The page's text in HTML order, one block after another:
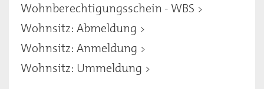
Wohnberechtigungsschein - WBS
Wohnsitz: Abmeldung
Wohnsitz: Anmeldung
Wohnsitz: Ummeldung